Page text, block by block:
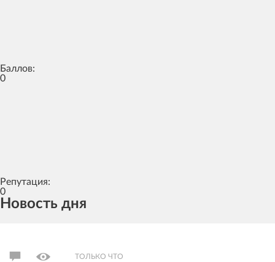
Баллов:
0
Репутация:
0
Новость дня
ТОЛЬКО ЧТО